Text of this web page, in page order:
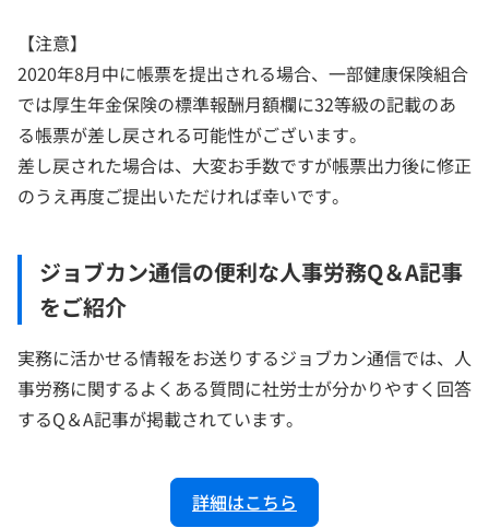
【注意】
2020年8月中に帳票を提出される場合、一部健康保険組合
では厚生年金保険の標準報酬月額欄に32等級の記載のあ
る帳票が差し戻される可能性がございます。
差し戻された場合は、大変お手数ですが帳票出力後に修正
のうえ再度ご提出いただければ幸いです。
ジョブカン通信の便利な人事労務Q＆A記事
をご紹介
実務に活かせる情報をお送りするジョブカン通信では、人
事労務に関するよくある質問に社労士が分かりやすく回答
するQ＆A記事が掲載されています。
詳細はこちら